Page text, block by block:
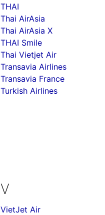
THAI
Thai AirAsia
Thai AirAsia X
THAI Smile
Thai Vietjet Air
Transavia Airlines
Transavia France
Turkish Airlines
V
VietJet Air